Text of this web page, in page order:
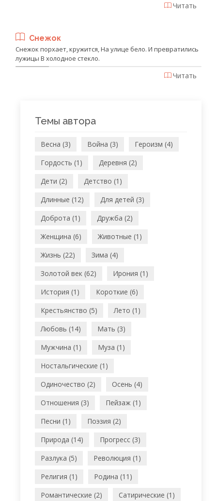
Читать
Снежок
Снежок порхает, кружится, На улице бело. И превратились
лужицы В холодное стекло.
Читать
Темы автора
Весна (3) Война (3)
Героизм (4)
Гордость (1)
Деревня (2)
Дети (2)
Детство (1)
Длинные (12)
Для детей (3)
Доброта (1)
Дружба (2)
Женщина (6)
Животные (1)
Жизнь (22)
Зима (4)
Золотой век (62)
Ирония (1)
История (1)
Короткие (6)
Крестьянство (5)
Лето (1)
Любовь (14)
Мать (3)
Мужчина (1)
Муза (1)
Ностальгические (1)
Одиночество (2)
Осень (4)
Отношения (3)
Пейзаж (1)
Песни (1)
Поэзия (2)
Природа (14)
Прогресс (3)
Разлука (5)
Революция (1)
Религия (1)
Родина (11)
Романтические (2)
Сатирические (1)